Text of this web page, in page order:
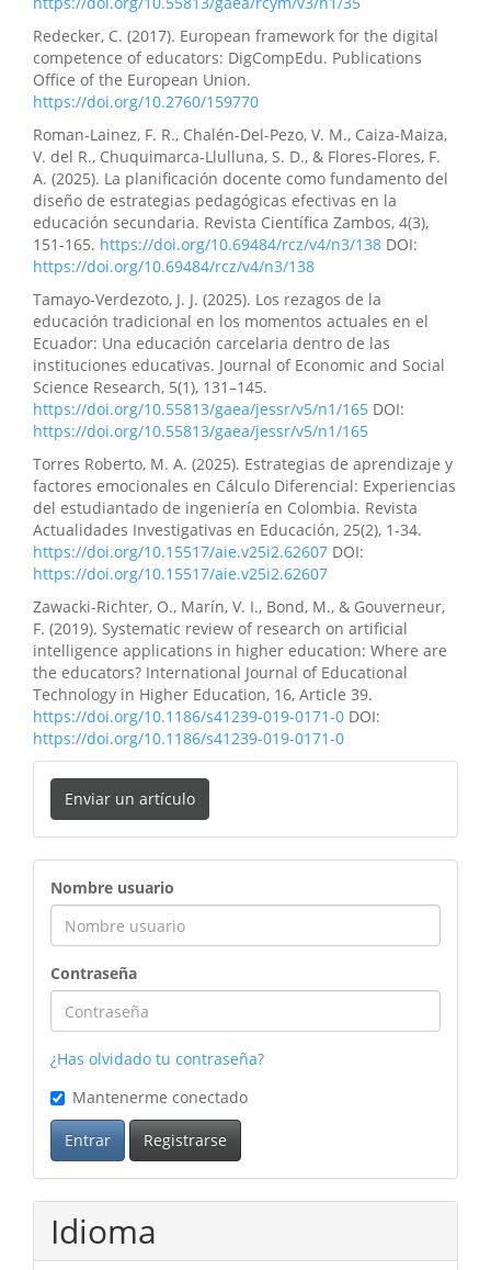
Redecker, C. (2017). European framework for the digital
competence of educators: DigCompEdu. Publications
Office of the European Union.
https://doi.org/10.2760/159770
Roman-Lainez, F. R., Chalén-Del-Pezo, V. M., Caiza-Maiza,
V. del R., Chuquimarca-Llulluna, S. D., & Flores-Flores, F.
A. (2025). La planificación docente como fundamento del
diseño de estrategias pedagógicas efectivas en la
educación secundaria. Revista Científica Zambos, 4(3),
151-165. https://doi.org/10.69484/rcz/v4/n3/138 DOI:
https://doi.org/10.69484/rcz/v4/n3/138
Tamayo-Verdezoto, J. J. (2025). Los rezagos de la
educación tradicional en los momentos actuales en el
Ecuador: Una educación carcelaria dentro de las
instituciones educativas. Journal of Economic and Social
Science Research, 5(1), 131–145.
https://doi.org/10.55813/gaea/jessr/v5/n1/165 DOI:
https://doi.org/10.55813/gaea/jessr/v5/n1/165
Torres Roberto, M. A. (2025). Estrategias de aprendizaje y
factores emocionales en Cálculo Diferencial: Experiencias
del estudiantado de ingeniería en Colombia. Revista
Actualidades Investigativas en Educación, 25(2), 1-34.
https://doi.org/10.15517/aie.v25i2.62607 DOI:
https://doi.org/10.15517/aie.v25i2.62607
Zawacki-Richter, O., Marín, V. I., Bond, M., & Gouverneur,
F. (2019). Systematic review of research on artificial
intelligence applications in higher education: Where are
the educators? International Journal of Educational
Technology in Higher Education, 16, Article 39.
https://doi.org/10.1186/s41239-019-0171-0 DOI:
https://doi.org/10.1186/s41239-019-0171-0
Enviar un artículo
ingreso
Nombre usuario
Contraseña
¿Has olvidado tu contraseña?
Mantenerme conectado
Entrar Registrarse
Idioma